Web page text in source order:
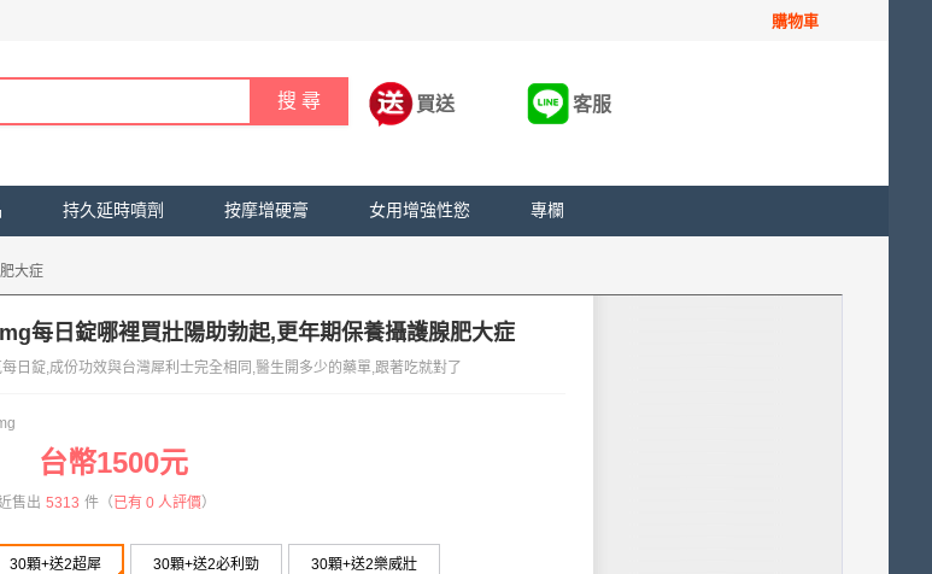
購物車
買送 客服
持久延時噴劑 按摩增硬膏 女用增強性慾 專欄
大症
每日錠哪裡買壯陽助勃起,更年期保養攝護腺肥大症
日錠,成份功效與台灣犀利士完全相同,醫生開多少的藥單,跟著吃就對了
台幣1500元
售出 5313 件 （已有 0 人評價）
30顆+送2超犀 30顆+送2必利勁 30顆+送2樂威壯